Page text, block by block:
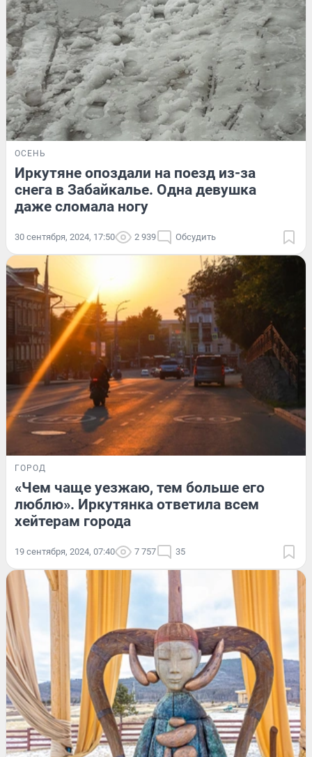
ОСЕНЬ
Иркутяне опоздали на поезд из-за
снега в Забайкалье. Одна девушка
даже сломала ногу
30 сентября, 2024, 17:50 2 939 Обсудить
ГОРОД
«Чем чаще уезжаю, тем больше его
люблю». Иркутянка ответила всем
хейтерам города
19 сентября, 2024, 07:40 7 757 35